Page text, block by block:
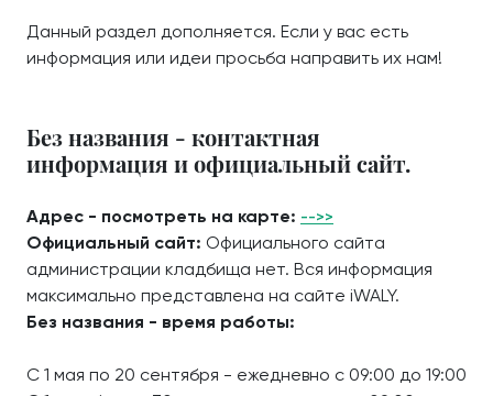
Данный раздел дополняется. Если у вас есть
информация или идеи просьба направить их нам!
Без названия - контактная
информация и официальный сайт.
Адрес - посмотреть на карте: -->>
Официальный сайт: Официального сайта
администрации кладбища нет. Вся информация
максимально представлена на сайте iWALY.
Без названия - время работы:
С 1 мая по 20 сентября - ежедневно с 09:00 до 19:00